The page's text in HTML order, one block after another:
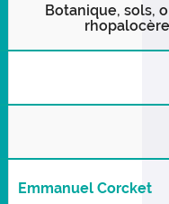
Botanique, sols,
Emmanuel Corcket